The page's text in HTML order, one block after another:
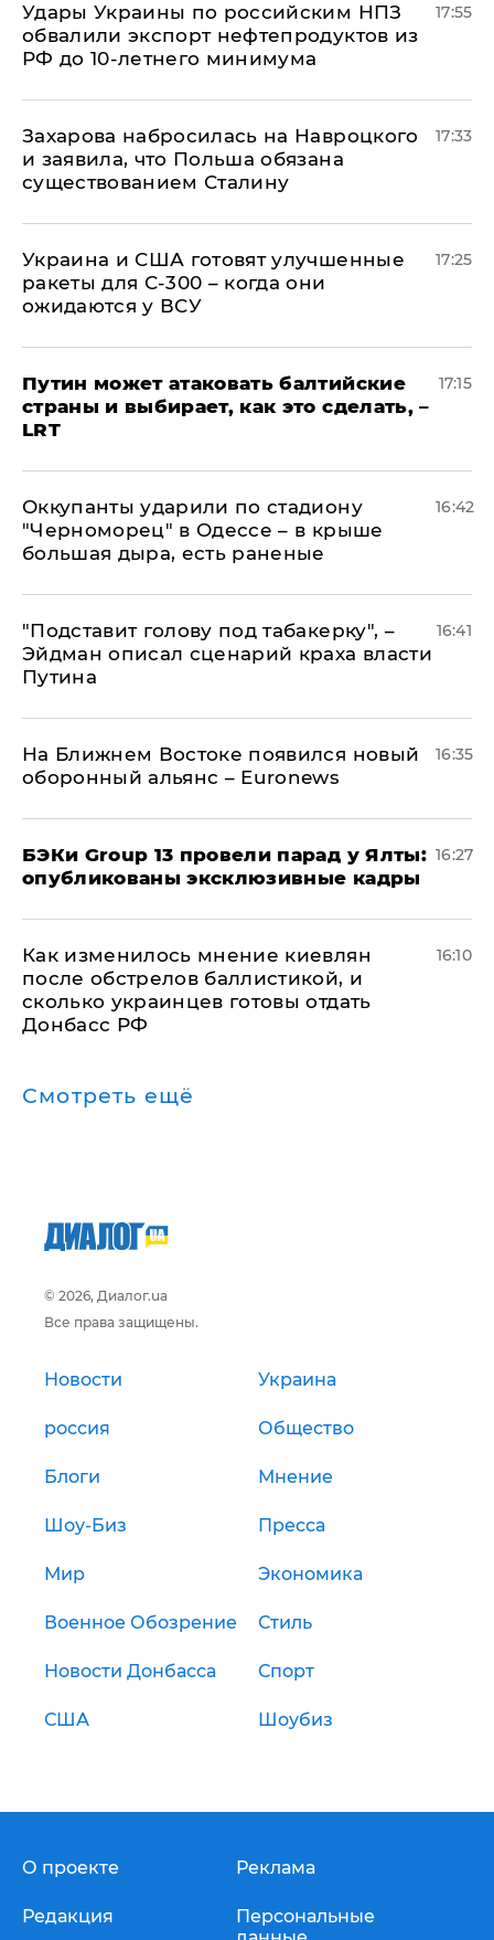
Удары Украины по российским НПЗ
обвалили экспорт нефтепродуктов из
РФ до 10-летнего минимума
17:55
​Захарова набросилась на Навроцкого
и заявила, что Польша обязана
существованием Сталину
17:33
Украина и США готовят улучшенные
ракеты для С-300 – когда они
ожидаются у ВСУ
17:25
Путин может атаковать балтийские
страны и выбирает, как это сделать, –
LRT
17:15
Оккупанты ударили по стадиону
"Черноморец" в Одессе – в крыше
большая дыра, есть раненые
16:42
​"Подставит голову под табакерку", –
Эйдман описал сценарий краха власти
Путина
16:41
На Ближнем Востоке появился новый
оборонный альянс – Euronews
16:35
​БЭКи Group 13 провели парад у Ялты:
опубликованы эксклюзивные кадры
16:27
Как изменилось мнение киевлян
после обстрелов баллистикой, и
сколько украинцев готовы отдать
Донбасс РФ
16:10
Смотреть ещё
© 2026, Диалог.ua
Все права защищены.
Новости Украина
россия Общество
Блоги Мнение
Шоу-Биз Пресса
Мир Экономика
Военное Обозрение Стиль
Новости Донбасса Спорт
США Шоубиз
О проекте
Редакция
Реклама
Персональные